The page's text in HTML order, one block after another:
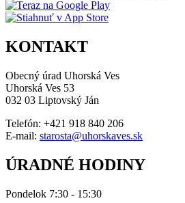
KONTAKT
Obecný úrad Uhorská Ves
Uhorská Ves 53
032 03 Liptovský Ján
Telefón: +421 918 840 206
E-mail: starosta@uhorskaves.sk
ÚRADNÉ HODINY
Pondelok 7:30 - 15:30